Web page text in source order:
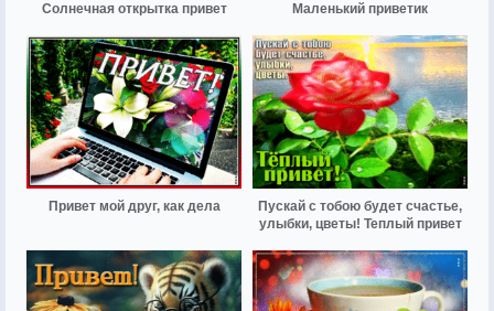
Солнечная открытка привет Маленький приветик
Привет мой друг, как дела
Пускай с тобою будет счастье,
улыбки, цветы! Теплый привет